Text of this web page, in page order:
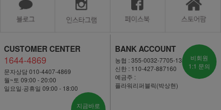
CUSTOMER CENTER
1644-4869
문자상담 010-4407-4869
월~토 09:00 - 20:00
일요일·공휴일 09:00 - 18:00
지금바로
BANK ACCOUNT
농협 : 355-0032-7705-13
신한 : 110-427-887160
예금주 :
플라워리퍼블릭(박상현)
비회원
1:1 문의